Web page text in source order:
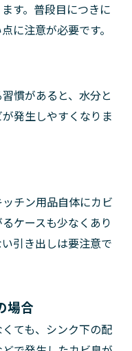
す。普段目につきに
に注意が必要です。
慣があると、水分と
発生しやすくなりま
チン用品自体にカビ
ケースも少なくあり
引き出しは要注意で
場合
ても、シンク下の配